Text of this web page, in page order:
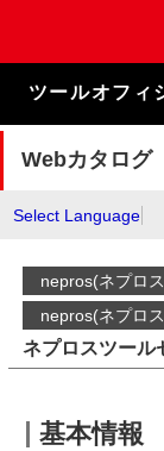
ま
キ
ツールオフィ
Webカタログ
Select Language
nepros(ネプロ
nepros(ネプロ
ネプロスツール
基本情報